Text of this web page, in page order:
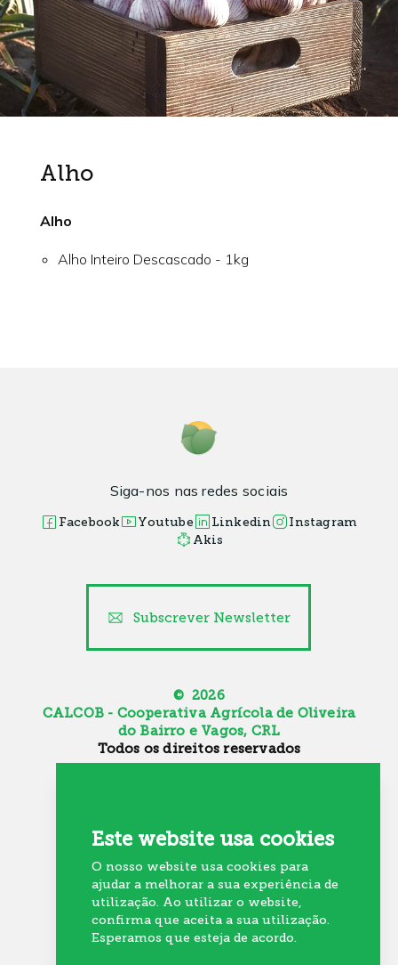
Este website usa cookies
O nosso website usa cookies para
ajudar a melhorar a sua experiência de
utilização. Ao utilizar o website,
confirma que aceita a sua utilização.
Esperamos que esteja de acordo.
Alho
Alho
Alho Inteiro Descascado - 1kg
Siga-nos nas redes sociais
Facebook Youtube Linkedin
Instagram
Akis
© 2026
CALCOB - Cooperativa Agrícola de Oliveira
do Bairro e Vagos, CRL
Todos os direitos reservados
Resolução Alternativa de Litígios
Recrutamento
Subscrever Newsletter